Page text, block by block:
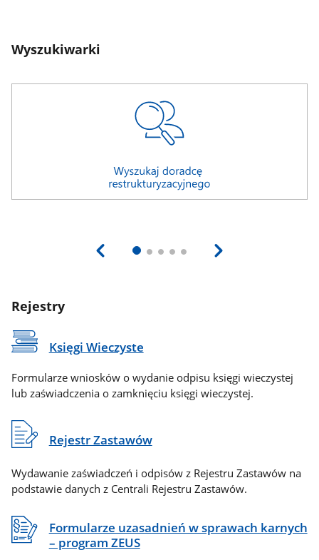
Wyszukiwarki
Rejestry
Księgi Wieczyste
Formularze wniosków o wydanie odpisu księgi wieczystej
lub zaświadczenia o zamknięciu księgi wieczystej.
Rejestr Zastawów
Wydawanie zaświadczeń i odpisów z Rejestru Zastawów na
podstawie danych z Centrali Rejestru Zastawów.
Formularze uzasadnień w sprawach karnych
– program ZEUS